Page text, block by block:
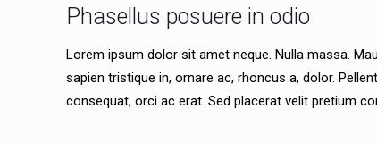
Phasellus posuere in odio
Lorem ipsum dolor sit amet neque. Nulla massa.
sapien tristique in, ornare ac, rhoncus a, dolor.
consequat, orci ac erat. Sed placerat velit pretium